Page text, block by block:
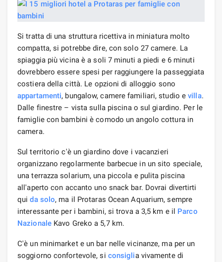
Si tratta di una struttura ricettiva in miniatura molto
compatta, si potrebbe dire, con solo 27 camere. La
spiaggia più vicina è a soli 7 minuti a piedi e 6 minuti
dovrebbero essere spesi per raggiungere la passeggiata
costiera della città. Le opzioni di alloggio sono
appartamenti, bungalow, camere familiari, studio evilla.
Dalle finestre – vista sulla piscina o sul giardino. Per le
famiglie con bambini è comodo un angolo cottura in
camera.
Sul territorio c'è un giardino dove i vacanzieri
organizzano regolarmente barbecue in un sito speciale,
una terrazza solarium, una piccola e pulita piscina
all'aperto con accanto uno snack bar. Dovrai divertirti
quida solo, ma il Protaras Ocean Aquarium, sempre
interessante per i bambini, si trova a 3,5 km e il Parco
NazionaleKavo Greko a 5,7 km.
C'è un minimarket e un bar nelle vicinanze, ma per un
soggiorno confortevole, si consiglia vivamente di